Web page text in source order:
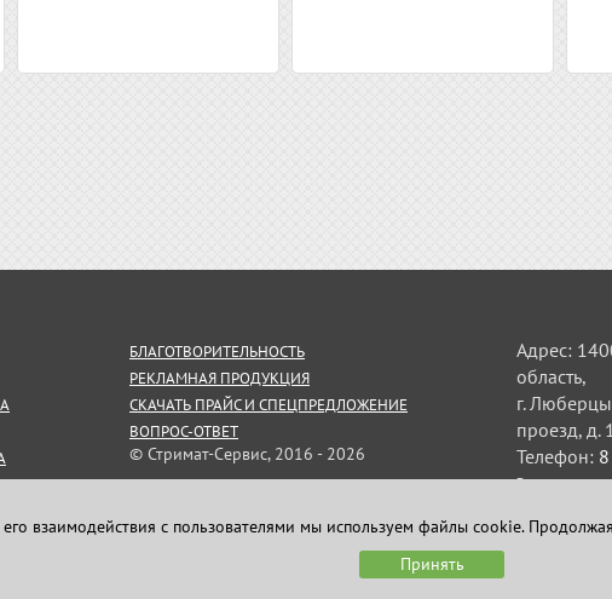
БЛАГОТВОРИТЕЛЬНОСТЬ
РЕКЛАМНАЯ ПРОДУКЦИЯ
СКАЧАТЬ ПРАЙС И СПЕЦПРЕДЛОЖЕНИЕ
ВОПРОС-ОТВЕТ
© Стримат-Сервис, 2016 - 2026
Адрес:
область,
г.
проезд, д.
Телефон:
взаимодействия с пользователями мы используем файлы cookie.
Принять